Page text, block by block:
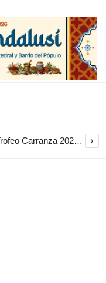
1 – 3 | La UD Las Palmas gana el Trofeo Carranza 2026 tras imponerse al Cádiz CF ›